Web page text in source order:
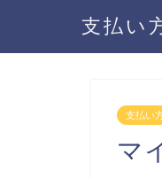
支払い
支払い
マ